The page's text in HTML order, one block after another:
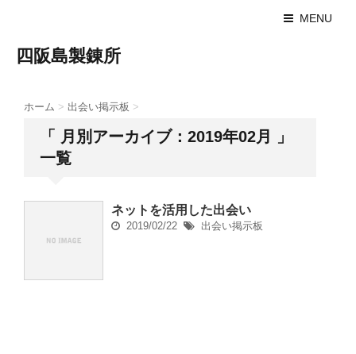
MENU
四阪島製錬所
ホーム > 出会い掲示板 >
「 月別アーカイブ：2019年02月 」
一覧
ネットを活用した出会い
2019/02/22 出会い掲示板